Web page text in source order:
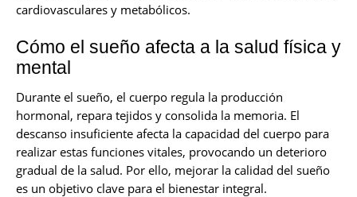
cardiovasculares y metabólicos.
Cómo el sueño afecta a la salud física y
mental
Durante el sueño, el cuerpo regula la producción
hormonal, repara tejidos y consolida la memoria. El
descanso insuficiente afecta la capacidad del cuerpo para
realizar estas funciones vitales, provocando un deterioro
gradual de la salud. Por ello, mejorar la calidad del sueño
es un objetivo clave para el bienestar integral.